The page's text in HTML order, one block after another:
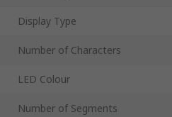
Display Type
Number of Characters
LED Colour
Number of Segments